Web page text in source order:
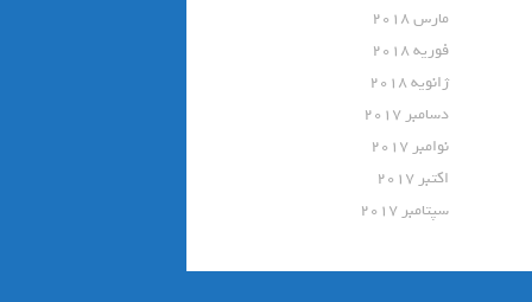
مارس 2018
فوریه 2018
ژانویه 2018
دسامبر 2017
نوامبر 2017
اکتبر 2017
سپتامبر 2017